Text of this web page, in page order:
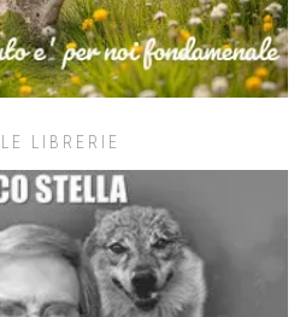
LIBRERIE